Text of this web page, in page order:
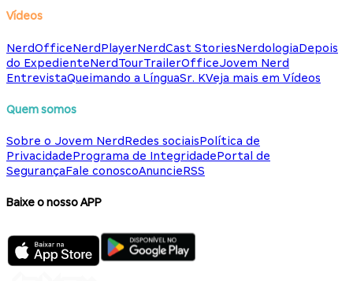
Vídeos
NerdOfficeNerdPlayerNerdCast StoriesNerdologiaDepois
do ExpedienteNerdTourTrailerOfficeJovem Nerd
EntrevistaQueimando a LínguaSr. KVeja mais em Vídeos
Quem somos
Sobre o Jovem NerdRedes sociaisPolítica de
PrivacidadePrograma de IntegridadePortal de
SegurançaFale conoscoAnuncieRSS
Baixe o nosso APP